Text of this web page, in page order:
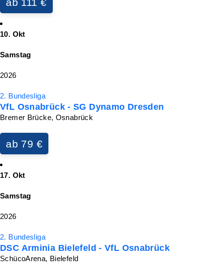
ab 111 €
10. Okt
Samstag
2026
2. Bundesliga
VfL Osnabrück - SG Dynamo Dresden
Bremer Brücke, Osnabrück
ab 79 €
17. Okt
Samstag
2026
2. Bundesliga
DSC Arminia Bielefeld - VfL Osnabrück
SchücoArena, Bielefeld